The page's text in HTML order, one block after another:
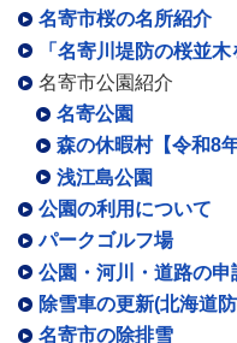
名寄市桜の名所紹介
「名寄川堤防の桜並
名寄市公園紹介
名寄公園
森の休暇村【令和8
浅江島公園
公園の利用について
パークゴルフ場
公園・河川・道路の申
除雪車の更新(北海道
名寄市の除排雪